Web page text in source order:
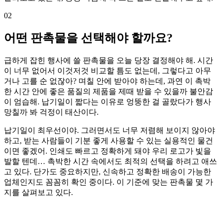
02
어떤 판촉물을 선택해야 할까요?
급하게 잡힌 행사에 쓸 판촉물을 오늘 당장 결정해야 해. 시간
이 너무 없어서 이것저것 비교할 틈도 없는데, 그렇다고 아무
거나 고를 순 없잖아? 며칠 안에 받아야 하는데, 과연 이 촉박
한 시간 안에 좋은 품질의 제품을 제때 받을 수 있을까 불안감
이 엄습해. 납기일이 짧다는 이유로 엉뚱한 걸 골랐다가 행사
망칠까 봐 걱정이 태산이다.
납기일이 최우선이야. 그러면서도 너무 저렴해 보이지 않아야
하고, 받는 사람들이 기분 좋게 사용할 수 있는 실용적인 물건
이면 좋겠어. 인쇄도 빠르고 정확하게 돼야 우리 로고가 빛을
발할 텐데… 촉박한 시간 속에서도 최적의 선택을 하려고 애쓰
고 있다. 단가도 중요하지만, 신속하고 정확한 배송이 가능한
업체인지도 꼼꼼히 확인 중이다. 이 기준에 맞는 판촉물 몇 가
지를 살펴보고 있다.